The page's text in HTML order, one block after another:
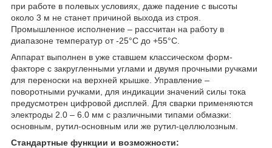
при работе в полевых условиях, даже падение с высоты
около 3 м не станет причиной выхода из строя.
Промышленное исполнение – рассчитан на работу в
диапазоне температур от -25°C до +55°C.
Аппарат выполнен в уже ставшем классическом форм-
факторе с закругленными углами и двумя прочными ручками
для переноски на верхней крышке. Управление –
поворотными ручками, для индикации значений силы тока
предусмотрен цифровой дисплей. Для сварки применяются
электроды 2.0 – 6.0 мм с различными типами обмазки:
основным, рутил-основным или же рутил-целлюлозным.
Стандартные функции и возможности: